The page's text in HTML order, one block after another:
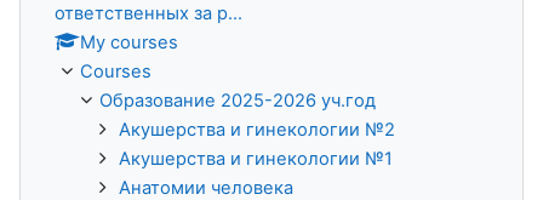
ответственных за р...
My courses
Courses
Образование 2025-2026 уч.год
Акушерства и гинекологии №2
Акушерства и гинекологии №1
Анатомии человека